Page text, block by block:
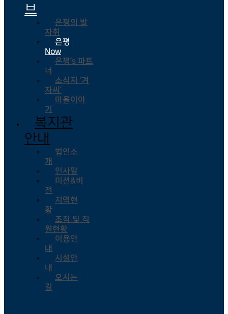
브
은평의 발
자취
은평
Now
은평’s 파트
너
소식지 ‘겨
자씨’
마을이야
기
복지관
안내
법인소
개
인사말
미션&비
전
지역현
황
조직 및 직
원현황
이용안
내
시설안
내
오시는
길